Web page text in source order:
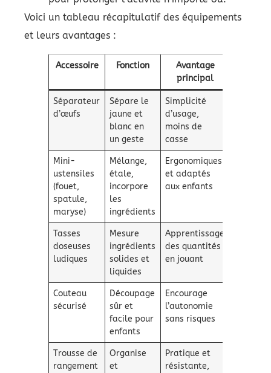
Voici un tableau récapitulatif des équipements
et leurs avantages :
Accessoire Fonction
Avantage
principal
Séparateur
d’œufs
Sépare le
jaune et
blanc en
un geste
Simplicité
d’usage,
moins de
casse
Mini-
ustensiles
(fouet,
spatule,
maryse)
Mélange,
étale,
incorpore
les
ingrédients
Ergonomiques
et adaptés
aux enfants
Tasses
doseuses
ludiques
Mesure
ingrédients
solides et
liquides
Apprentissage
des quantités
en jouant
Couteau
sécurisé
Découpage
sûr et
facile pour
enfants
Encourage
l’autonomie
sans risques
Trousse de
rangement
Organise
et
Pratique et
résistante,